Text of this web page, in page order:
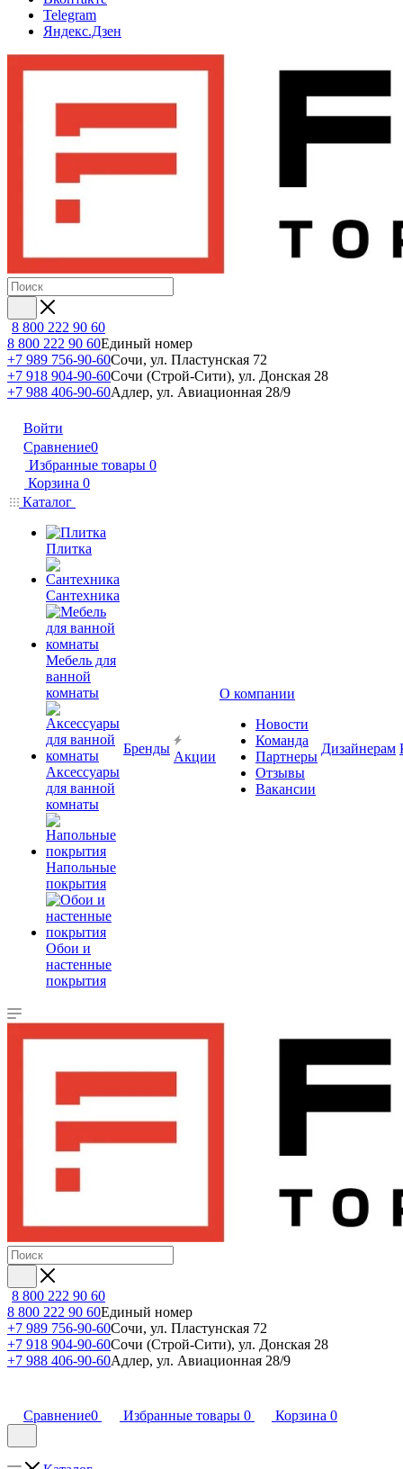
Telegram
Яндекс.Дзен
8 800 222 90 60
8 800 222 90 60Единый номер
+7 989 756-90-60Сочи, ул. Пластунская 72
+7 918 904-90-60Сочи (Строй-Сити), ул. Донская 28
+7 988 406-90-60Адлер, ул. Авиационная 28/9
Войти
Сравнение0
Избранные товары 0
Корзина 0
Каталог
Плитка
Сантехника
Мебель для
ванной
комнаты
Аксессуары
для ванной
комнаты
Напольные
покрытия
Обои и
настенные
покрытия
Бренды
Акции
О компании
Новости
Команда
Партнеры
Отзывы
Вакансии
Дизайнерам
8 800 222 90 60
8 800 222 90 60Единый номер
+7 989 756-90-60Сочи, ул. Пластунская 72
+7 918 904-90-60Сочи (Строй-Сити), ул. Донская 28
+7 988 406-90-60Адлер, ул. Авиационная 28/9
Сравнение0 Избранные товары 0 Корзина 0